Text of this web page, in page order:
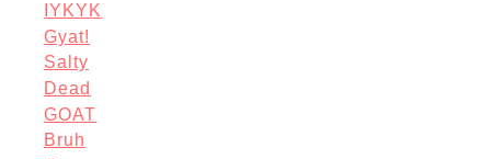
IYKYK
Gyat!
Salty
Dead
GOAT
Bruh